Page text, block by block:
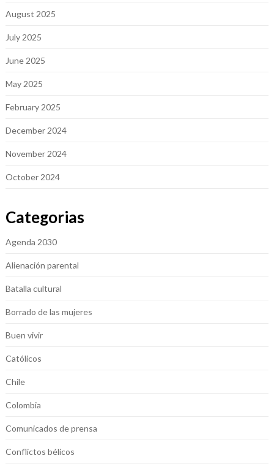
August 2025
July 2025
June 2025
May 2025
February 2025
December 2024
November 2024
October 2024
Categorias
Agenda 2030
Alienación parental
Batalla cultural
Borrado de las mujeres
Buen vivir
Católicos
Chile
Colombia
Comunicados de prensa
Conflictos bélicos